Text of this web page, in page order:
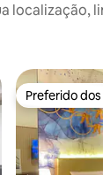
localização,
Preferido
Preferido